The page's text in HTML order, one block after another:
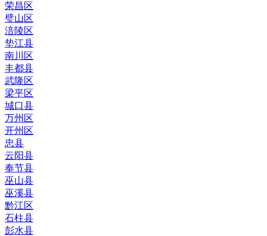
荣昌区
璧山区
涪陵区
垫江县
南川区
丰都县
武隆区
梁平区
城口县
万州区
开州区
忠县
云阳县
奉节县
巫山县
巫溪县
黔江区
石柱县
彭水县